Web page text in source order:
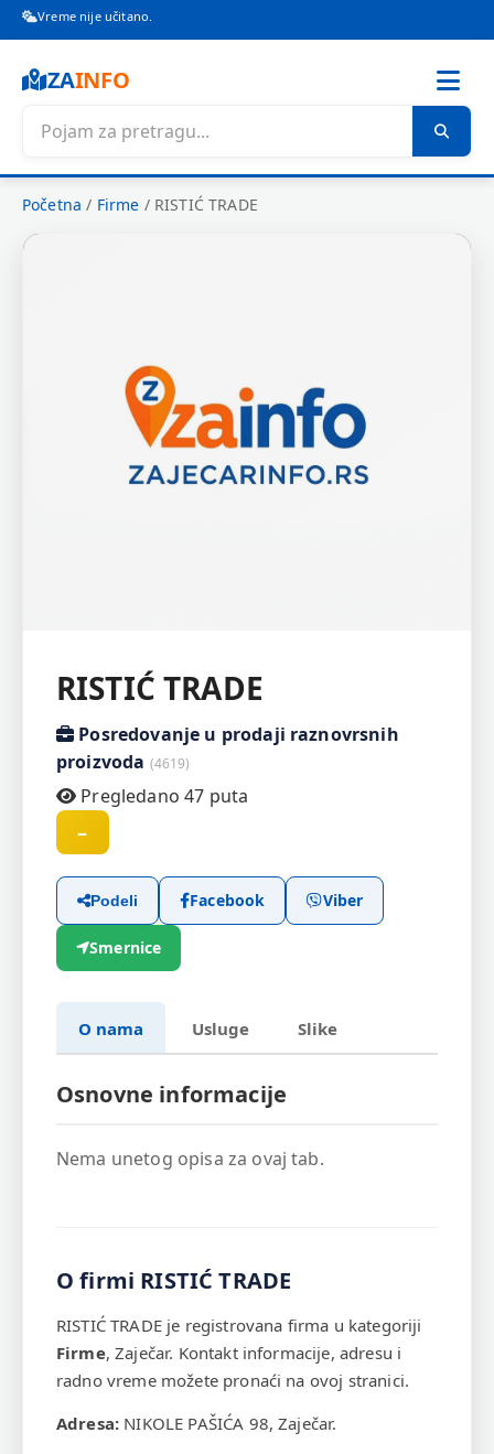
Vreme nije učitano.
ZAINFO
Početna / Firme / RISTIĆ TRADE
RISTIĆ TRADE
Posredovanje u prodaji raznovrsnih
proizvoda (4619)
Pregledano 47 puta
–
Podeli Facebook Viber
Smernice
O nama Usluge Slike
Osnovne informacije
Nema unetog opisa za ovaj tab.
O firmi RISTIĆ TRADE
RISTIĆ TRADE je registrovana firma u kategoriji
Firme, Zaječar. Kontakt informacije, adresu i
radno vreme možete pronaći na ovoj stranici.
Adresa: NIKOLE PAŠIĆA 98, Zaječar.